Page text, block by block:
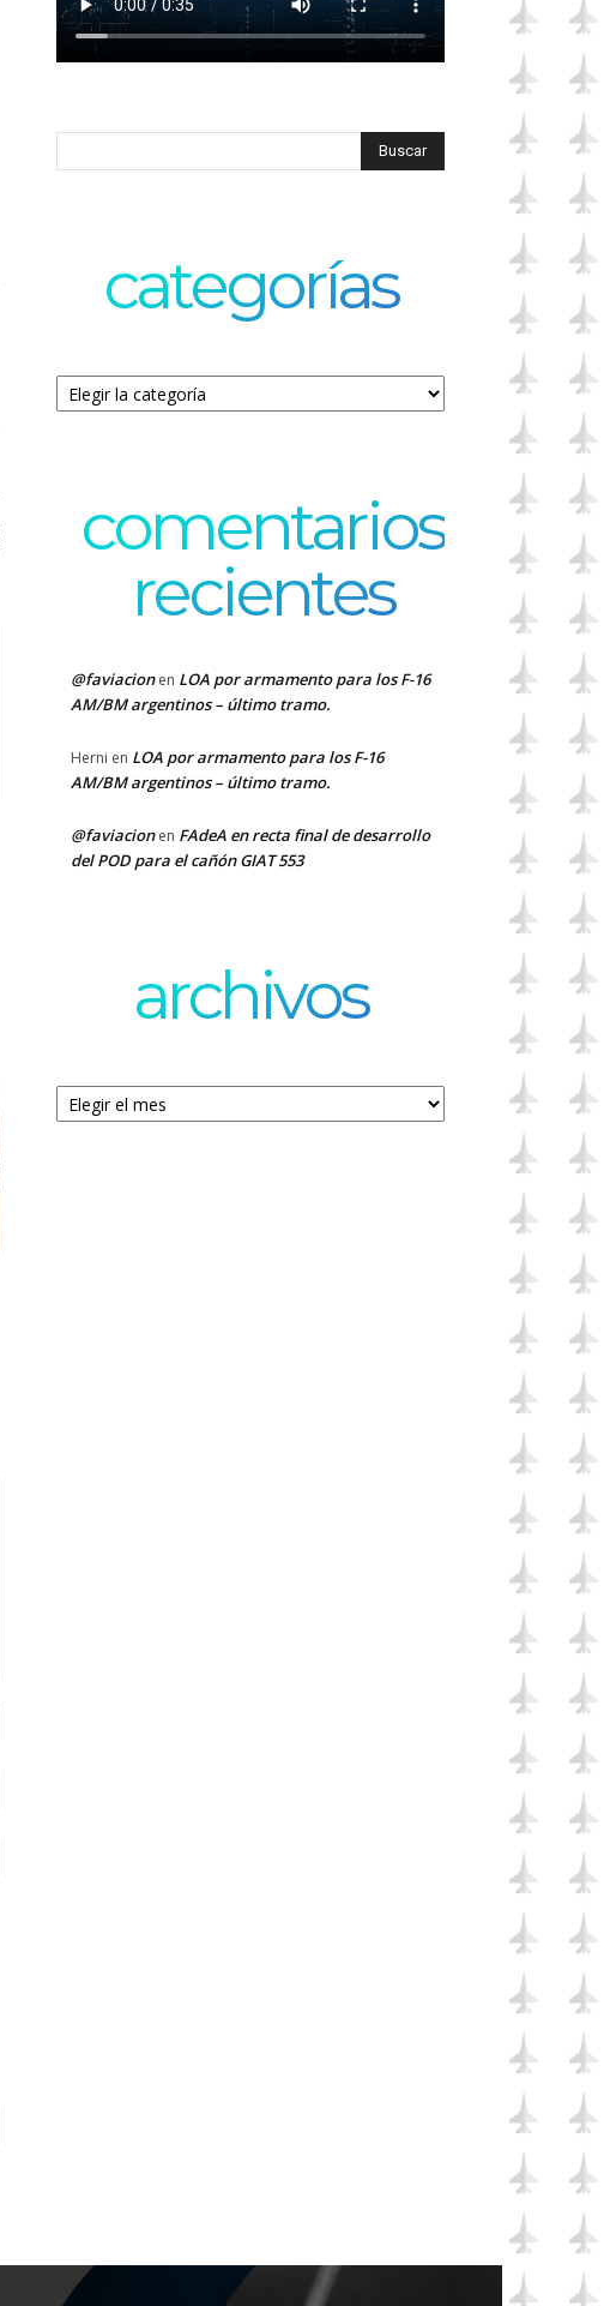
categorías
Categorías
comentarios
recientes
@faviacionen LOA por armamento para los F-16
AM/BM argentinos – último tramo.
Herni en LOA por armamento para los F-16
AM/BM argentinos – último tramo.
@faviacionen FAdeA en recta final de desarrollo
del POD para el cañón GIAT 553
archivos
Archivos